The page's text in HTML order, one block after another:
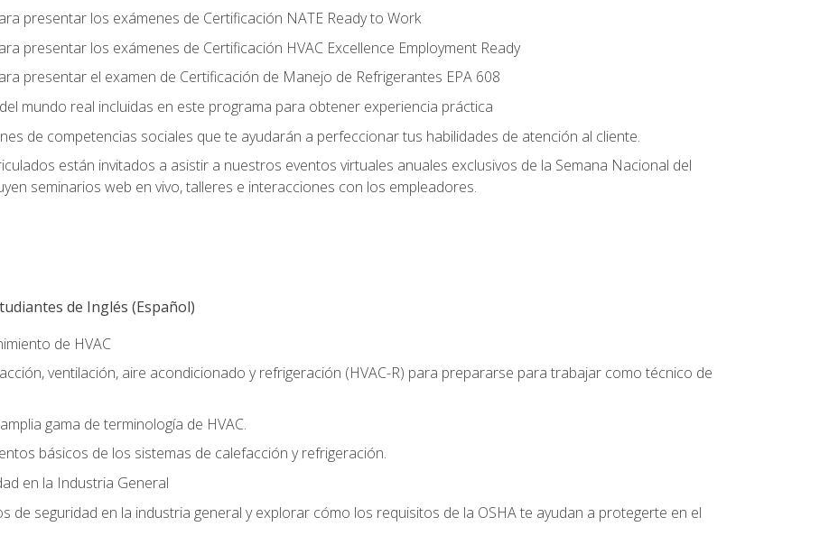
presentar los exámenes de Certificación NATE Ready to Work
presentar los exámenes de Certificación HVAC Excellence Employment Ready
presentar el examen de Certificación de Manejo de Refrigerantes EPA 608
mundo real incluidas en este programa para obtener experiencia práctica
de competencias sociales que te ayudarán a perfeccionar tus habilidades de atención al cliente.
están invitados a asistir a nuestros eventos virtuales anuales exclusivos de la Semana Nacional del
seminarios web en vivo, talleres e interacciones con los empleadores.
de Inglés (Español)
de HVAC
ventilación, aire acondicionado y refrigeración (HVAC-R) para prepararse para trabajar como técnico de
gama de terminología de HVAC.
básicos de los sistemas de calefacción y refrigeración.
en la Industria General
de seguridad en la industria general y explorar cómo los requisitos de la OSHA te ayudan a protegerte en el